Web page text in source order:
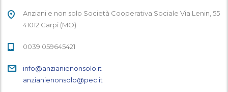
Anziani e non solo Società Cooperativa Sociale Via Lenin, 55
41012 Carpi (MO)
0039 059645421
info@anzianienonsolo.it
anzianienonsolo@pec.it